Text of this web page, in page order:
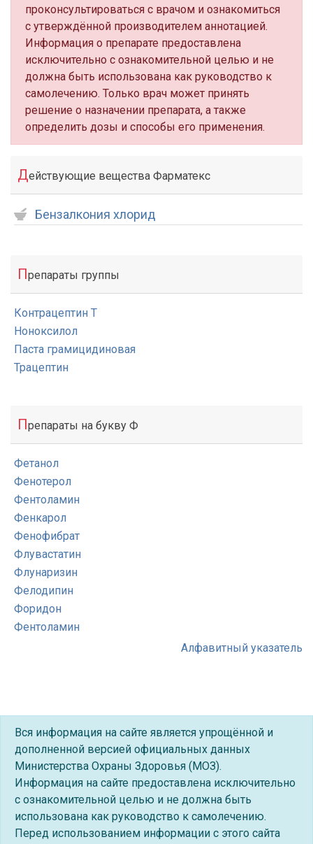
проконсультироваться с врачом и ознакомиться
с утверждённой производителем аннотацией.
Информация о препарате предоставлена
исключительно с ознакомительной целью и не
должна быть использована как руководство к
самолечению. Только врач может принять
решение о назначении препарата, а также
определить дозы и способы его применения.
Действующие вещества Фарматекс
Бензалкония хлорид
Препараты группы
Контрацептин Т
Ноноксилол
Паста грамицидиновая
Трацептин
Препараты на букву Ф
Фетанол
Фенотерол
Фентоламин
Фенкарол
Фенофибрат
Флувастатин
Флунаризин
Фелодипин
Форидон
Фентоламин
Алфавитный указатель
Вся информация на сайте является упрощённой и
дополненной версией официальных данных
Министерства Охраны Здоровья (МОЗ).
Информация на сайте предоставлена исключительно
с ознакомительной целью и не должна быть
использована как руководство к самолечению.
Перед использованием информации с этого сайта